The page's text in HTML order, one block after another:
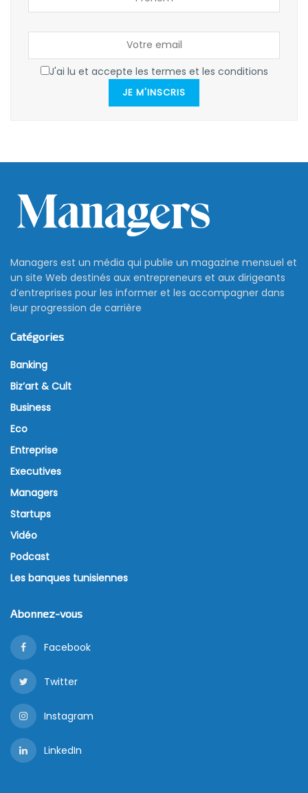
J'ai lu et accepte les termes et les conditions
JE M'INSCRIS
Managers est un média qui publie un magazine mensuel et
un site Web destinés aux entrepreneurs et aux dirigeants
d’entreprises pour les informer et les accompagner dans
leur progression de carrière
Catégories
Banking
Biz’art & Cult
Business
Eco
Entreprise
Executives
Managers
Startups
Vidéo
Podcast
Les banques tunisiennes
Abonnez-vous
Facebook
Twitter
Instagram
LinkedIn